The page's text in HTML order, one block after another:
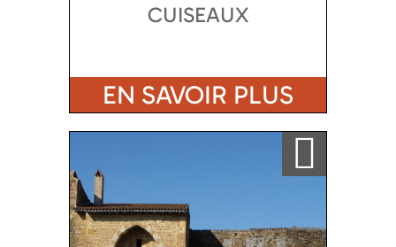
CUISEAUX
EN SAVOIR PLUS
Ajouter a ma sélection